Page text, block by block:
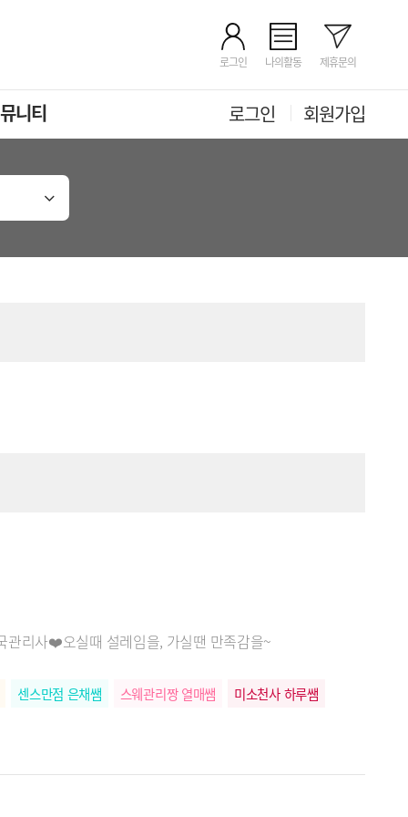
로그인 나의활동 제휴문의
니티 로그인 회원가입
리사❤️오실때 설레임을, 가실땐 만족감을~
센스만점 은채쌤 스웨관리짱 열매쌤
미소천사 하루쌤